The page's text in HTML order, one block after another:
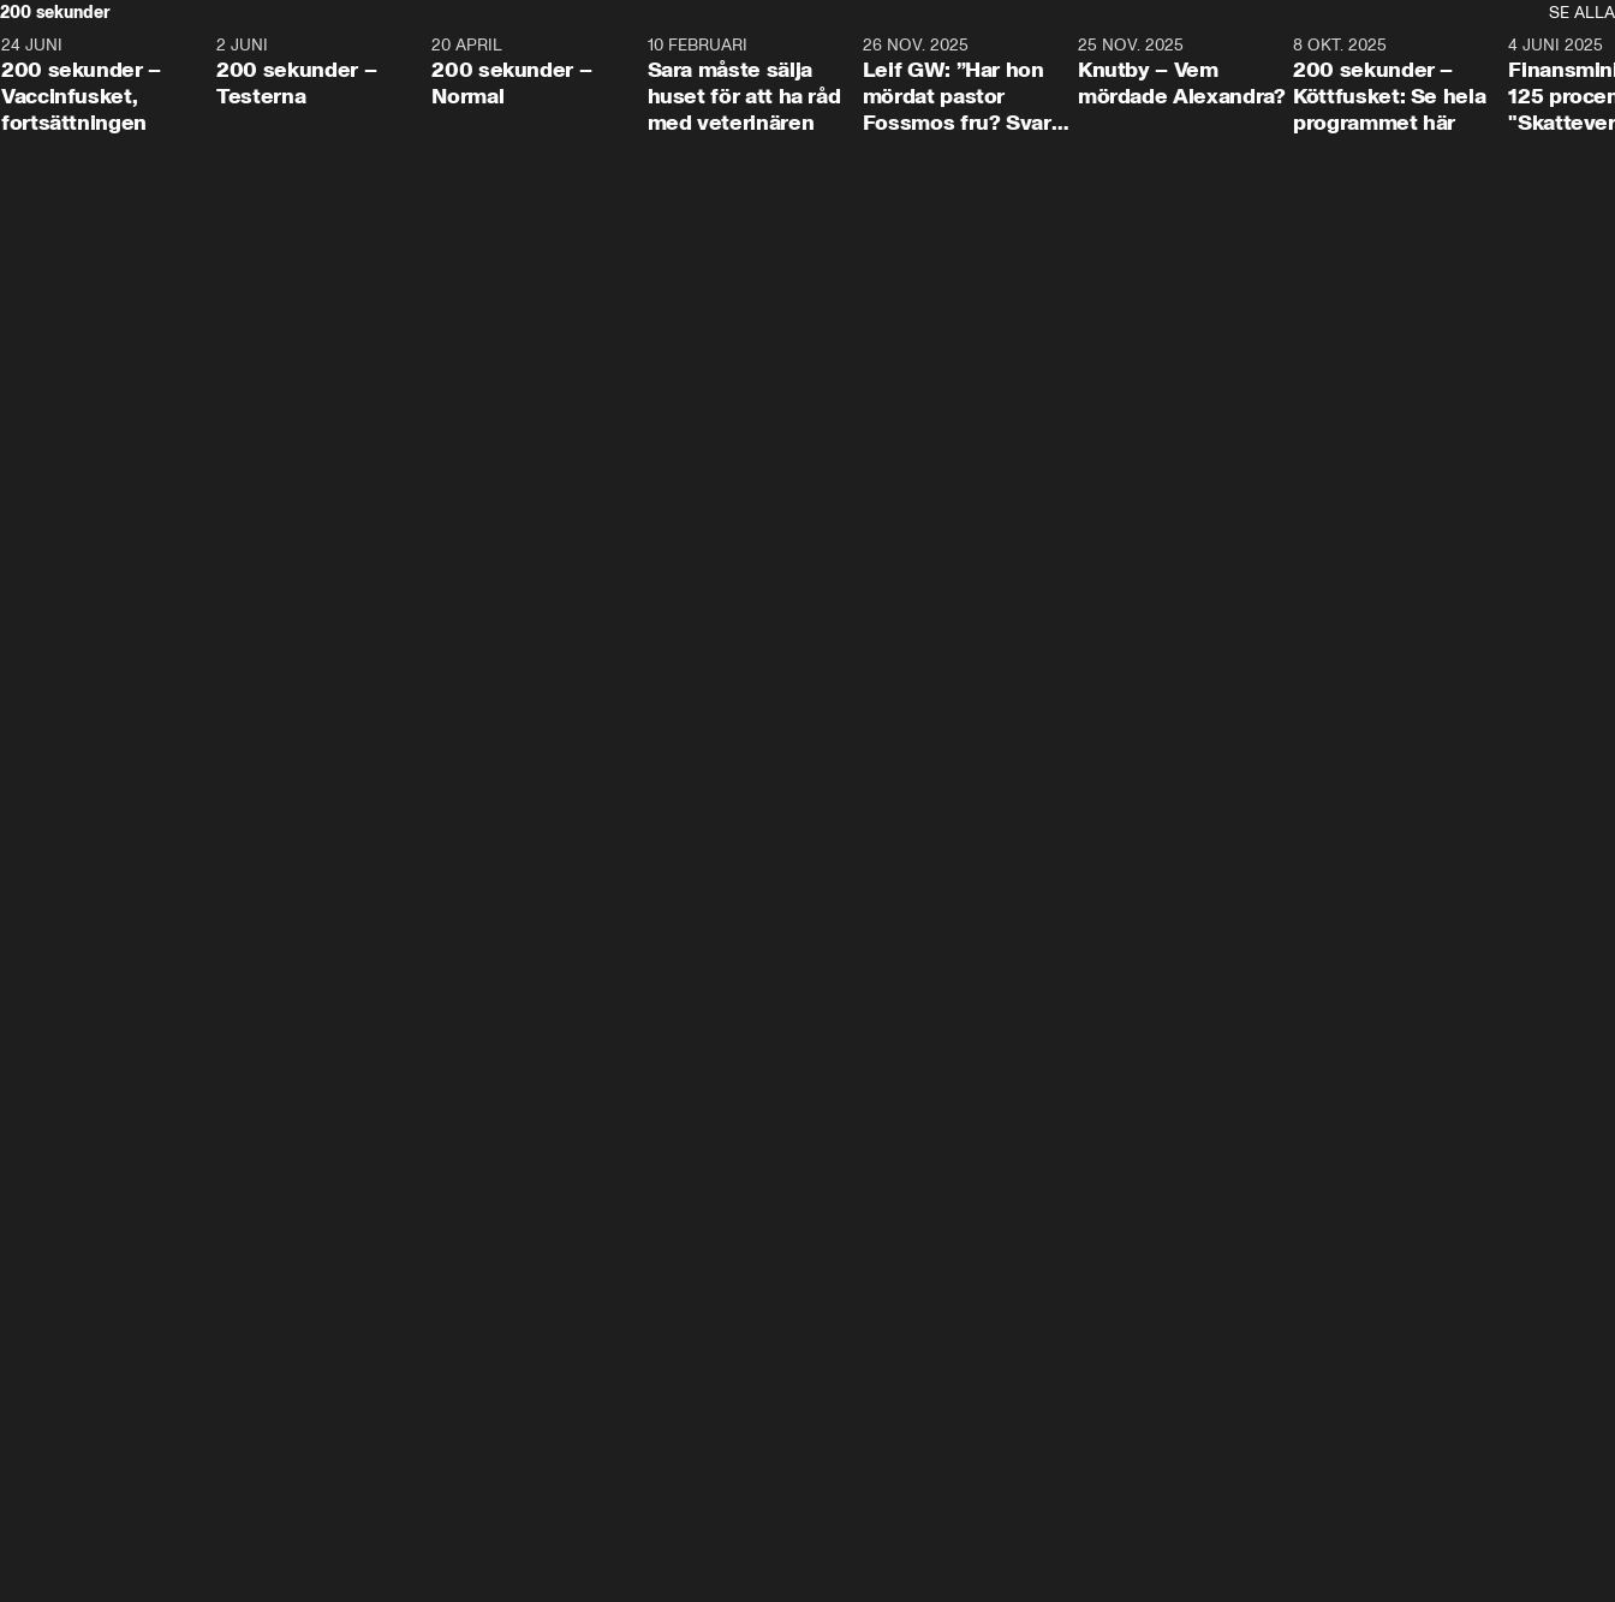
200 sekunder
SE ALLA
5:00
24 JUNI
200 sekunder –
Vaccinfusket,
fortsättningen
4:23
2 JUNI
200 sekunder –
Testerna
20 APRIL
200 sekunder –
Normal
10 FEBRUARI
Sara måste sälja
huset för att ha råd
med veterinären
26 NOV. 2025
Leif GW: ”Har hon
mördat pastor
Fossmos fru? Svar
31:05
25 NOV. 2025
Knutby – Vem
mördade Alexandra?
4:29
8 OKT. 2025
200 sekunder –
Köttfusket: Se hela
programmet här
4 JUNI 2025
125